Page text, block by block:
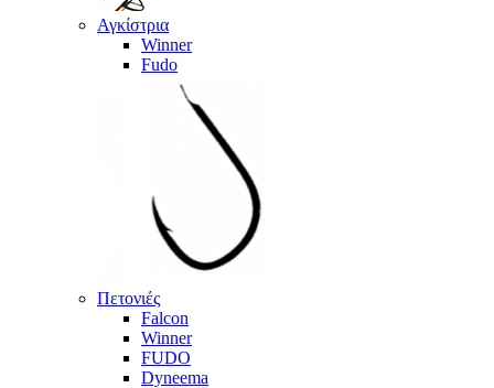
Αγκίστρια
Winner
Fudo
Πετονιές
Falcon
Winner
FUDO
Dyneema